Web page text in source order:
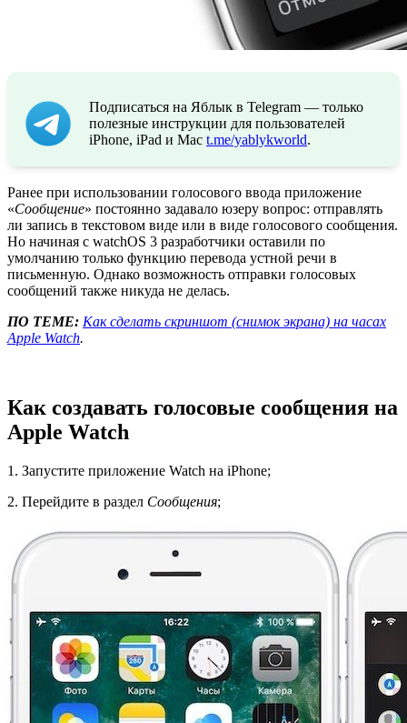
Подписаться на Яблык в Telegram — только
полезные инструкции для пользователей
iPhone, iPad и Mac t.me/yablykworld.
Ранее при использовании голосового ввода приложение
«Сообщение» постоянно задавало юзеру вопрос: отправлять
ли запись в текстовом виде или в виде голосового сообщения.
Но начиная с watchOS 3 разработчики оставили по
умолчанию только функцию перевода устной речи в
письменную. Однако возможность отправки голосовых
сообщений также никуда не делась.
ПО ТЕМЕ: Как сделать скриншот (снимок экрана) на часах
Apple Watch.
Как создавать голосовые сообщения на
Apple Watch
1. Запустите приложение Watch на iPhone;
2. Перейдите в раздел Сообщения;